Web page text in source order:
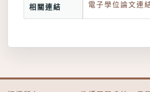
相關連結 電子學位論文連